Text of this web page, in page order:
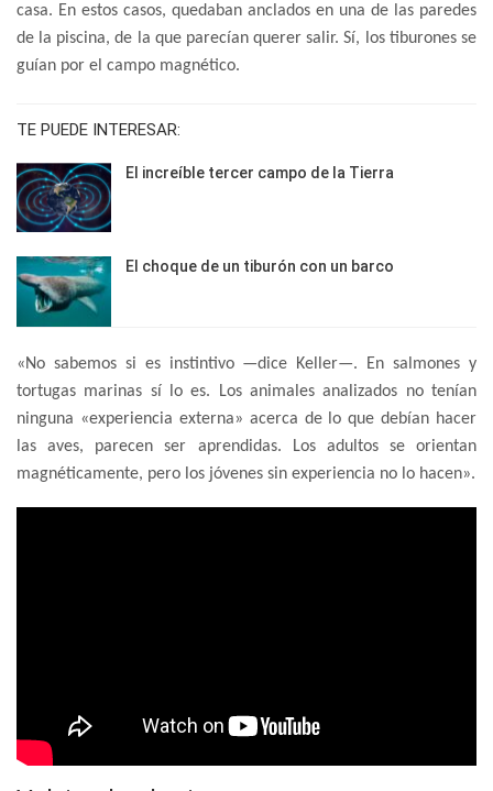
casa. En estos casos, quedaban anclados en una de las paredes
de la piscina, de la que parecían querer salir. Sí, los tiburones se
guían por el campo magnético.
TE PUEDE INTERESAR:
El increíble tercer campo de la Tierra
El choque de un tiburón con un barco
«No sabemos si es instintivo —dice Keller—. En salmones y
tortugas marinas sí lo es. Los animales analizados no tenían
ninguna «experiencia externa» acerca de lo que debían hacer
las aves, parecen ser aprendidas. Los adultos se orientan
magnéticamente, pero los jóvenes sin experiencia no lo hacen».